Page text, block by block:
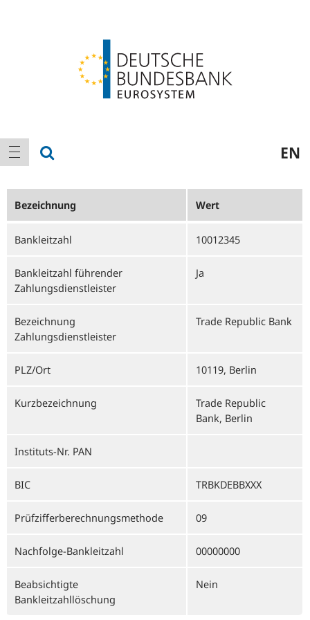
Hauptnavigation
Navigation anzeigen EN
Bezeichnung Wert
Bankleitzahl 10012345
Bankleitzahl führender
Zahlungsdienstleister
Ja
Bezeichnung
Zahlungsdienstleister
Trade Republic Bank
PLZ/Ort 10119, Berlin
Kurzbezeichnung
Trade Republic
Bank, Berlin
Instituts-Nr. PAN
BIC TRBKDEBBXXX
Prüfzifferberechnungsmethode 09
Nachfolge-Bankleitzahl 00000000
Beabsichtigte
Bankleitzahllöschung
Nein